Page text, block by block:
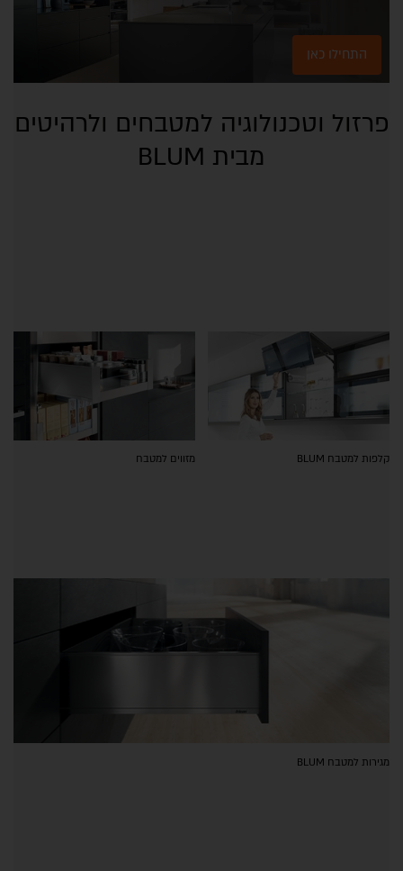
התחילו כאן
פרזול וטכנולוגיה למטבחים ולרהיטים
מבית BLUM
קלפות למטבח BLUM מזווים למטבח
מגירות למטבח BLUM